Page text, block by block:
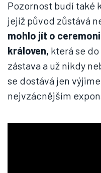
Pozornost budí také
jejíž původ zůstává
mohlo jít o
královen, která se
zástava a už nikdy
se dostává jen
nejvzácnějším